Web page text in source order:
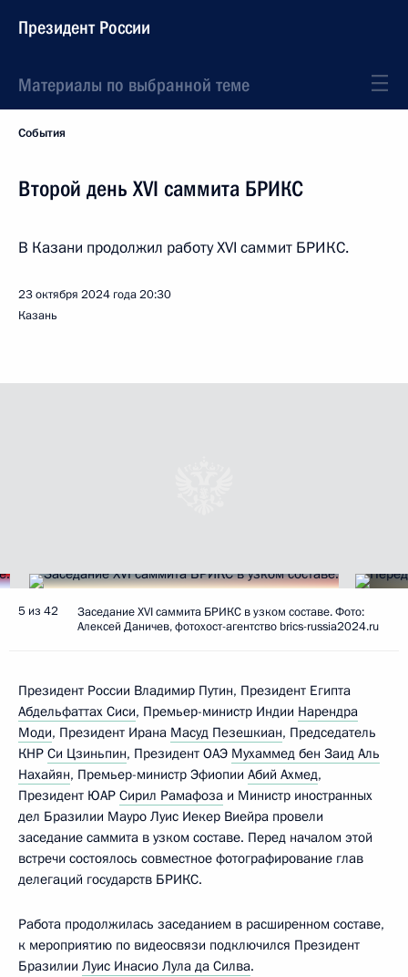
Президент России
Материалы по выбранной теме
События
Второй день XVI саммита БРИКС
В Казани продолжил работу XVI саммит БРИКС.
23 октября 2024 года20:30
Казань
5 из 42
Заседание XVI саммита БРИКС в узком составе. Фото:
Алексей Даничев, фотохост-агентство brics-russia2024.ru
Президент России Владимир Путин, Президент Египта
Абдельфаттах Сиси, Премьер-министр Индии Нарендра
Моди, Президент Ирана Масуд Пезешкиан, Председатель
КНР Си Цзиньпин, Президент ОАЭ Мухаммед бен Заид Аль
Нахайян, Премьер-министр Эфиопии Абий Ахмед,
Президент ЮАР Сирил Рамафоза и Министр иностранных
дел Бразилии Мауро Луис Иекер Виейра провели
заседание саммита в узком составе. Перед началом этой
встречи состоялось совместное фотографирование глав
делегаций государств БРИКС.
Работа продолжилась заседанием в расширенном составе,
к мероприятию по видеосвязи подключился Президент
Бразилии Луис Инасио Лула да Силва.